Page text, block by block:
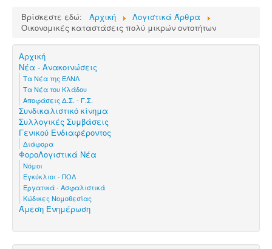
Βρίσκεστε εδώ: Αρχική
Λογιστικά Άρθρα
Οικονομικές καταστάσεις πολύ μικρών οντοτήτων
Αρχική
Νέα - Ανακοινώσεις
Τα Νέα της ΕΛΝΛ
Τα Νέα του Κλάδου
Αποφάσεις Δ.Σ. - Γ.Σ.
Συνδικαλιστικό κίνημα
Συλλογικές Συμβάσεις
Γενικού Ενδιαφέροντος
Διάφορα
ΦοροΛογιστικά Νέα
Νόμοι
Εγκύκλιοι - ΠΟΛ
Εργατικά - Ασφαλιστικά
Κώδικες Νομοθεσίας
Άμεση Ενημέρωση